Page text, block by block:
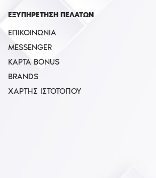
ΕΞΥΠΗΡΕΤΗΣΗ ΠΕΛΑΤΩΝ
ΕΠΙΚΟΙΝΩΝΊΑ
MESSENGER
ΚΆΡΤΑ BONUS
BRANDS
ΧΆΡΤΗΣ ΙΣΤΌΤΟΠΟΥ